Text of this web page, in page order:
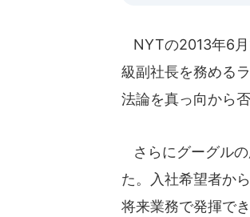
NYTの2013年6月
級副社長を務める
法論を真っ向から
さらにグーグル
た。入社希望者か
将来業務で発揮で